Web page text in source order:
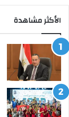
الأكثر مشاهدة